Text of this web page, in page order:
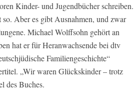
Kinder- und Jugendbücher schreiben.
Aber es gibt Ausnahmen, und zwar
Michael Wolffsohn gehört an
hat er für Heranwachsende bei dtv
Familiengeschichte“
„Wir waren Glückskinder – trotz
des Buches.